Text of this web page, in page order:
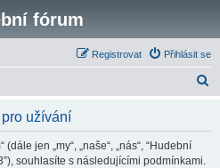
fórum
Přihlásit se
Registrovat
užívání
jen „my“, „naše“, „nás“, “Hudební
souhlasíte s následujícími podmínkami.